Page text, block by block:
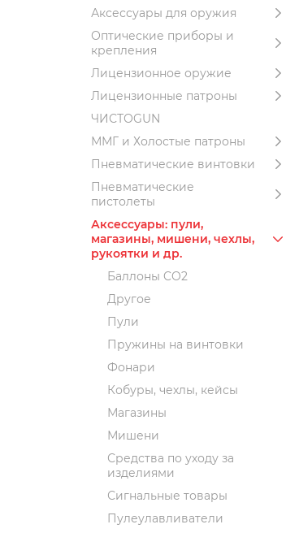
Аксессуары для оружия
Оптические приборы и
крепления
Лицензионное оружие
Лицензионные патроны
ЧИСТОGUN
ММГ и Холостые патроны
Пневматические винтовки
Пневматические
пистолеты
Аксессуары: пули,
магазины, мишени, чехлы,
рукоятки и др.
Баллоны CO2
Другое
Пули
Пружины на винтовки
Фонари
Кобуры, чехлы, кейсы
Магазины
Мишени
Средства по уходу за
изделиями
Сигнальные товары
Пулеулавливатели